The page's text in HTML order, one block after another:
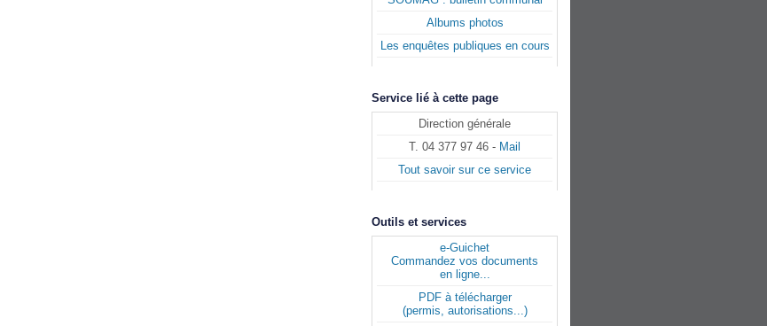
Albums photos
Les enquêtes publiques en cours
Service lié à cette page
Direction générale
T. 04 377 97 46 - Mail
Tout savoir sur ce service
Outils et services
e-Guichet
Commandez vos documents
en ligne...
PDF à télécharger
(permis, autorisations...)